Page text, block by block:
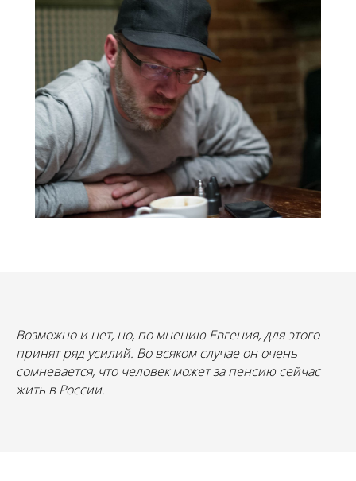
Возможно и нет, но, по мнению Евгения, для этого
принят ряд усилий. Во всяком случае он очень
сомневается, что человек может за пенсию сейчас
жить в России.